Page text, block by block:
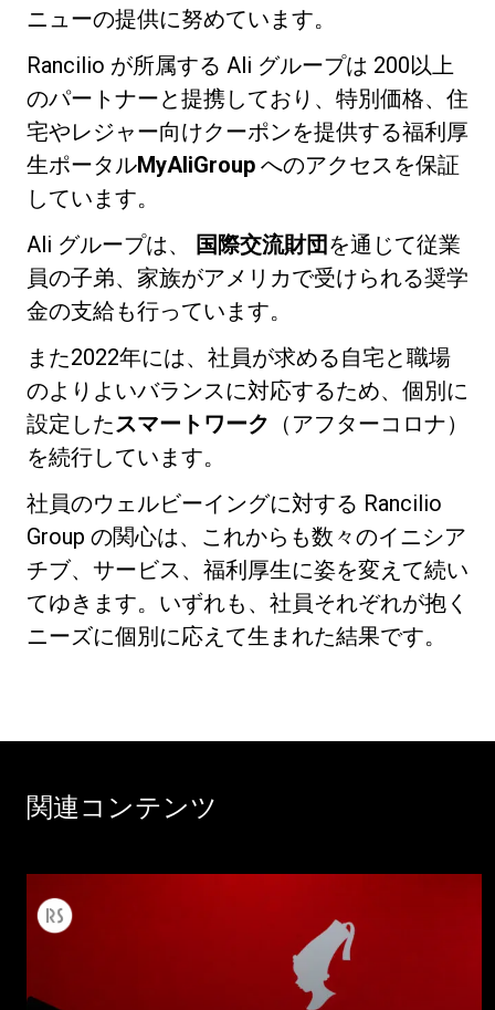
ニューの提供に努めています。
Rancilio が所属する Ali グループは 200以上
のパートナーと提携しており、特別価格、住
宅やレジャー向けクーポンを提供する福利厚
生ポータルMyAliGroup へのアクセスを保証
しています。
Ali グループは、
国際交流財団 を通じて従業
員の子弟、家族がアメリカで受けられる奨学
金の支給も行っています。
また2022年には、社員が求める自宅と職場
のよりよいバランスに対応するため、個別に
設定したスマートワーク （アフターコロナ）
を続行しています。
社員のウェルビーイングに対する Rancilio
Group の関心は、これからも数々のイニシア
チブ、サービス、福利厚生に姿を変えて続い
てゆきます。いずれも、社員それぞれが抱く
ニーズに個別に応えて生まれた結果です。
関連コンテンツ